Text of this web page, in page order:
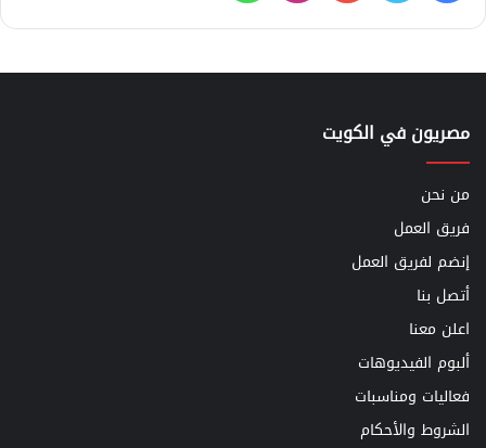
مصريون في الكويت
من نحن
فريق العمل
إنضم لفريق العمل
أتصل بنا
اعلن معنا
ألبوم الفيديوهات
فعاليات ومناسبات
الشروط والأحكام